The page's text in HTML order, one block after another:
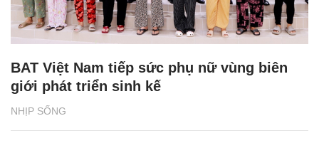
NHỊP SỐNG
BAT Việt Nam tiếp sức phụ nữ vùng biên
giới phát triển sinh kế